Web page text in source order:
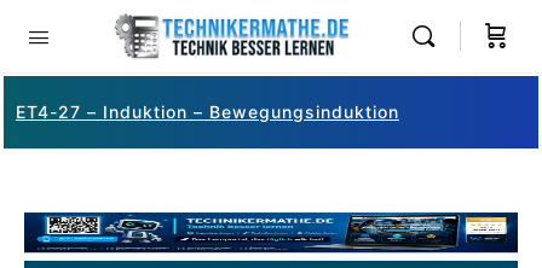
ET4-27 – Induktion – Bewegungsinduktion